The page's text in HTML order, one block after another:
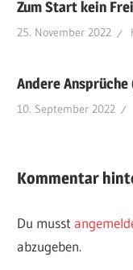
Zum Start kein
25. November 2022
Andere
10. September 2022
Kommentar
Du musst
abzugeben.